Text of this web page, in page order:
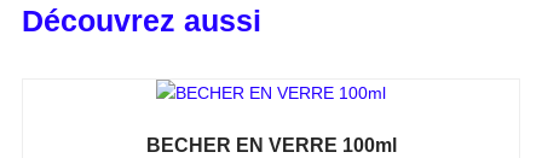
Découvrez aussi
BECHER EN VERRE 100ml